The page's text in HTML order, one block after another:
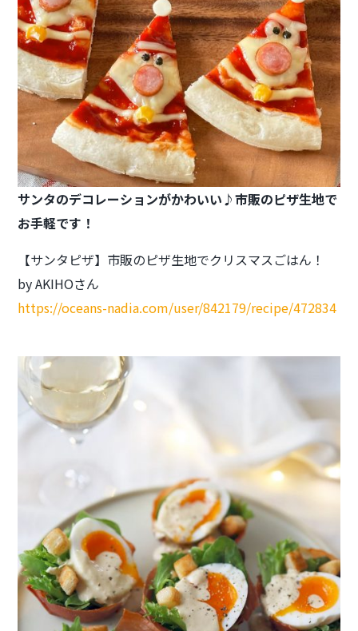
サンタのデコレーションがかわいい♪市販のピザ生地で
お手軽です！
【サンタピザ】市販のピザ生地でクリスマスごはん！
by AKIHOさん
https://oceans-nadia.com/user/842179/recipe/472834